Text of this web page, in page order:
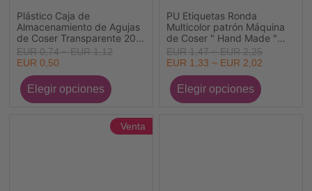
Plástico Caja de
Almacenamiento de Agujas
de Coser Transparente 20
Unidades
EUR 0,74 ~ EUR 1,12
EUR 0,50
PU Etiquetas Ronda
Multicolor patrón Máquina
de Coser " Hand Made "
Ante 25mm , 20 Unidades
EUR 1,47 ~ EUR 2,25
EUR 1,33 ~ EUR 2,02
Venta